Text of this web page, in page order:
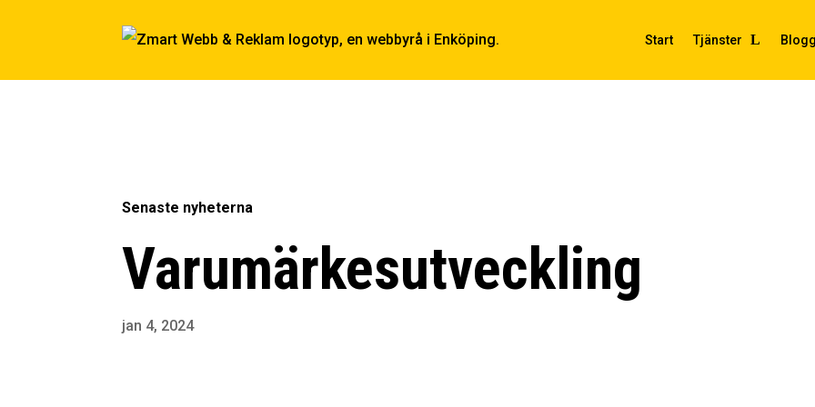
Start Tjänster Blogg
Senaste nyheterna
Varumärkesutveckling
jan 4, 2024